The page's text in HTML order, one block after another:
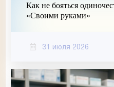
Как не бояться
«Своими руками»
31 июля 2026